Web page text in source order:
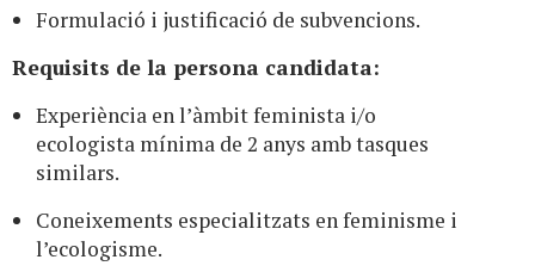
Formulació i justificació de subvencions.
Requisits de la persona candidata:
Experiència en l’àmbit feminista i/o
ecologista mínima de 2 anys amb tasques
similars.
Coneixements especialitzats en feminisme i
l’ecologisme.